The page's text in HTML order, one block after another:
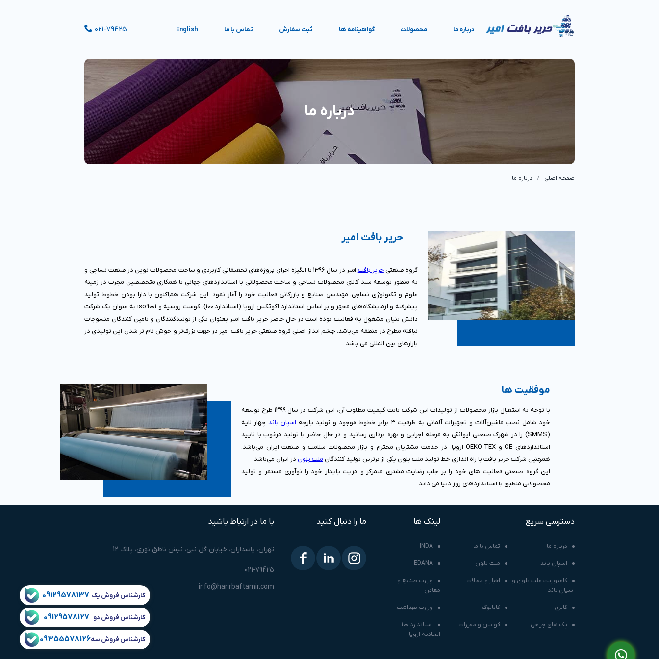
درباره ما محصولات گواهینامه ها ثبت سفارش تماس با ما English
021-79425
درباره ما
صفحه اصلی / درباره ما
حریر بافت امیر
گروه صنعتیحریر بافت
امیر در سال 1396 با انگیزه اجرای پروژه‌هاي تحقیقاتی کاربردی و ساخت محصولات نوین در صنعت نساجی و
به منظور توسعه سبد کالای محصولات نساجی و ساخت محصولاتی با استانداردهای جهانی با همکاری متخصصین مجرب در زمینه
علوم و تکنولوژی نساجی، مهندسی صنایع و بازرگانی فعالیت خود را آغاز نمود. این شرکت هم‌اکنون با دارا بودن خطوط تولید
پیشرفته و آزمایشگاه‌های مجهز و بر اساس استاندارد اکوتکس اروپا (استاندارد 100)، گوست روسیه و iso9001 به عنوان یک شرکت
دانش بنیان مشغول به فعالیت بوده است در حال حاضر حریر بافت امیر بعنوان یکی از تولیدکنندگان و تامین کنندگان منسوجات
نبافته مطرح در منطقه می‌باشد. چشم انداز اصلی گروه صنعتی حریر بافت امیر در جهت بزرگ‌تر و خوش نام تر شدن این تولیدی در
بازارهای بین المللی می باشد.
موفقیت ها
با توجه به استقبال بازار محصولات از تولیدات این شرکت بابت کیفیت مطلوب آن، این شرکت در سال ۱۳۹۹ طرح توسعه
خود شامل نصب ماشین‌آلات و تجهیزات آلمانی به ظرفیت ۳ برابر خطوط موجود و تولید پارچه
اسپان باند چهار لایه
(SMMS) را در شهرک صنعتی ایوانکی به مرحله اجرایی و بهره برداری رسانید و در حال حاضر با تولید مرغوب با تایید
استانداردهای CE و OEKO-TEX اروپا، در خدمت مشتریان محترم و بازار محصولات سلامت و صنعت ایران می‌باشد.
همچنین شرکت حریر بافت با راه اندازی خط تولید ملت بلون یکی از برترین تولید کنندگان ملت بلون در ایران می‌باشد.
این گروه صنعتی فعالیت های خود را بر جلب رضایت مشتری متمرکز و مزیت پایدار خود را نوآوری مستمر و تولید
محصولاتی منطبق با استانداردهای روز دنیا می داند.
دسترسی سریع
درباره ما تماس با ما
اسپان باند ملت بلون
کامپوزیت ملت بلون و
اسپان باند
اخبار و مقالات
گالری کاتالوگ
پک های جراحی قوانین و مقررات
لینک ها
INDA
EDANA
وزارت صنایع و
معادن
وزارت بهداشت
استاندارد 100
اتحادیه اروپا
ما را دنبال کنید با ما در ارتباط باشید
تهران، پاسداران، خیابان گل نبی، نبش ناطق نوری، پلاک 12
021-79425
info@harirbaftamir.com
کارشناس فروش یک 09129578137
کارشناس فروش دو 09129578127
کارشناس فروش سه09355578126